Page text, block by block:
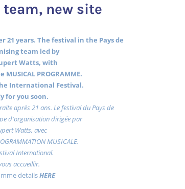
new site
years. The festival in the Pays de
team led by
Watts, with
PROGRAMME.
the International Festival.
for you soon.
après 21 ans. Le festival du Pays de
d'organisation dirigée par
Watts, avec
MUSICALE.
International.
accueillir.
detailsHERE